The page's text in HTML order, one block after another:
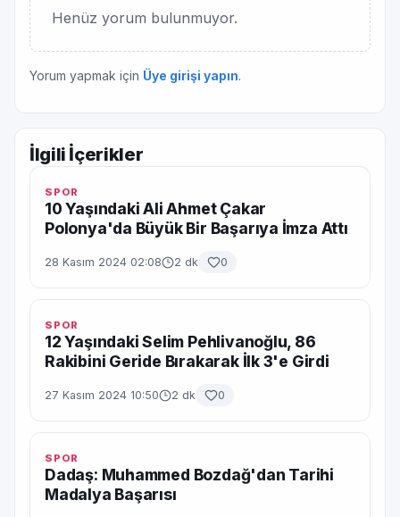
Henüz yorum bulunmuyor.
Yorum yapmak için Üye girişi yapın.
İlgili İçerikler
SPOR
10 Yaşındaki Ali Ahmet Çakar
Polonya'da Büyük Bir Başarıya İmza Attı
28 Kasım 2024 02:08 2 dk 0
SPOR
12 Yaşındaki Selim Pehlivanoğlu, 86
Rakibini Geride Bırakarak İlk 3'e Girdi
27 Kasım 2024 10:50 2 dk 0
SPOR
Dadaş: Muhammed Bozdağ'dan Tarihi
Madalya Başarısı